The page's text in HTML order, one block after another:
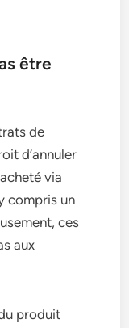
être
de
d’annuler
via
compris un
ces
aux
produit